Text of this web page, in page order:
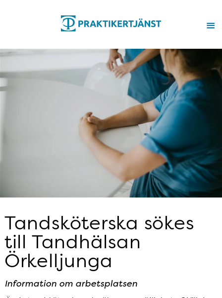
Tandsköterska sökes
till Tandhälsan
Örkelljunga
Information om arbetsplatsen